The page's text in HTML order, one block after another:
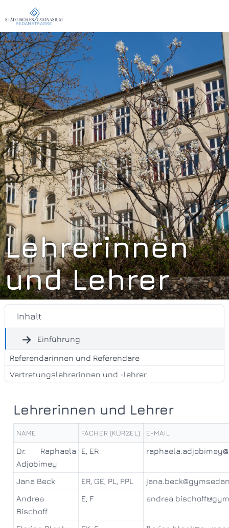
Lehrerinnen
und Lehrer
Inhalt
Einführung
Referendarinnen und Referendare
Vertretungslehrerinnen und -lehrer
Lehrerinnen und Lehrer
NAME FÄCHER (KÜRZEL) E-MAIL
Dr. Raphaela
Adjobimey
E, ER
Jana Beck ER, GE, PL, PPL
Andrea
Bischoff
E, F